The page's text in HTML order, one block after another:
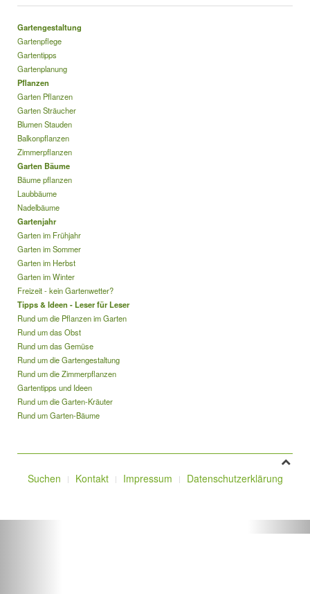
Gartengestaltung
Gartenpflege
Gartentipps
Gartenplanung
Pflanzen
Garten Pflanzen
Garten Sträucher
Blumen Stauden
Balkonpflanzen
Zimmerpflanzen
Garten Bäume
Bäume pflanzen
Laubbäume
Nadelbäume
Gartenjahr
Garten im Frühjahr
Garten im Sommer
Garten im Herbst
Garten im Winter
Freizeit - kein Gartenwetter?
Tipps & Ideen - Leser für Leser
Rund um die Pflanzen im Garten
Rund um das Obst
Rund um das Gemüse
Rund um die Gartengestaltung
Rund um die Zimmerpflanzen
Gartentipps und Ideen
Rund um die Garten-Kräuter
Rund um Garten-Bäume
Suchen Kontakt Impressum Datenschutzerklärung